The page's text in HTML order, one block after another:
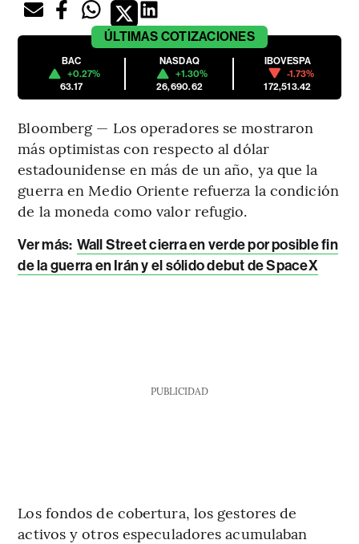
ÚLTIMAS COTIZACIONES
BAC
+0.27%
63.17
NASDAQ
+1.30%
26,690.62
IBOVESPA
-1.73%
172,513.42
Bloomberg — Los operadores se mostraron
más optimistas con respecto al dólar
estadounidense en más de un año, ya que la
guerra en Medio Oriente refuerza la condición
de la moneda como valor refugio.
Ver más: Wall Street cierra en verde por posible fin
de la guerra en Irán y el sólido debut de SpaceX
PUBLICIDAD
Los fondos de cobertura, los gestores de
activos y otros especuladores acumulaban